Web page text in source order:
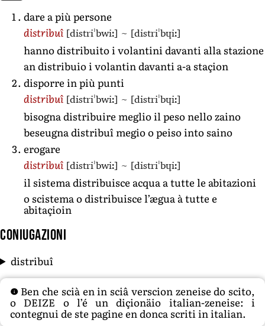
dare a più persone
distribuî [distriˈbwiː] ~ [distriˈbɥiː]
hanno distribuito i volantini davanti alla stazione
an distribuio i volantin davanti a-a staçion
disporre in più punti
distribuî [distriˈbwiː] ~ [distriˈbɥiː]
bisogna distribuire meglio il peso nello zaino
beseugna distribuî megio o peiso into saino
erogare
distribuî [distriˈbwiː] ~ [distriˈbɥiː]
il sistema distribuisce acqua a tutte le abitazioni
o scistema o distribuisce l’ægua à tutte e
abitaçioin
Coniugazioni
distribuî
Ben che scià en in sciâ verscion zeneise do scito,
o DEIZE o l’é un diçionäio italian-zeneise: i
contegnui de ste pagine en donca scriti in italian.